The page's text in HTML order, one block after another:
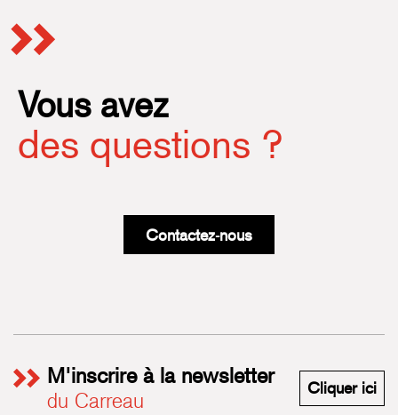
Vous avez
des questions ?
Contactez-nous
M'inscrire à la newsletter
du Carreau
Cliquer ici